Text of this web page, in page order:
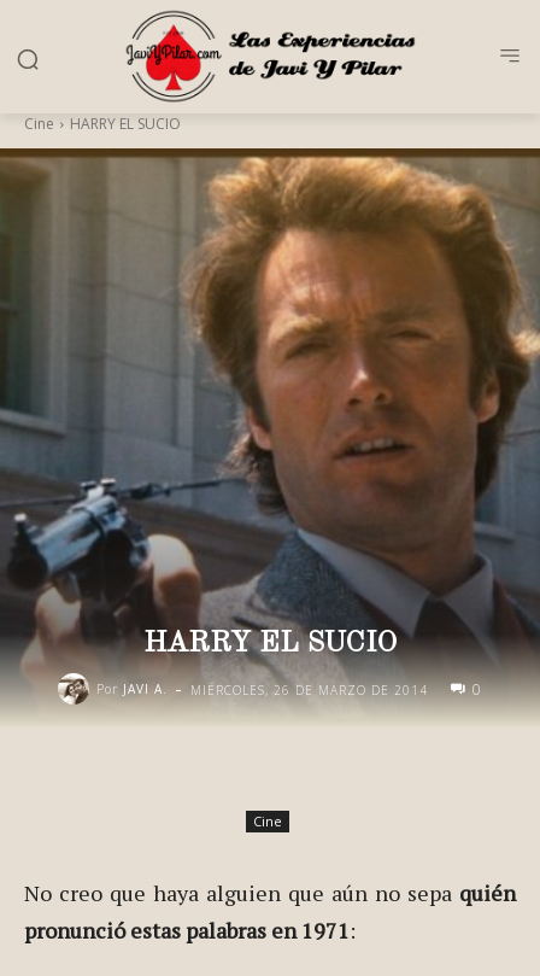
Cine HARRY EL SUCIO
HARRY EL SUCIO
Por JAVI A. - MIÉRCOLES, 26 DE MARZO DE 2014 0
Cine
No creo que haya alguien que aún no sepa quién
pronunció estas palabras en 1971: